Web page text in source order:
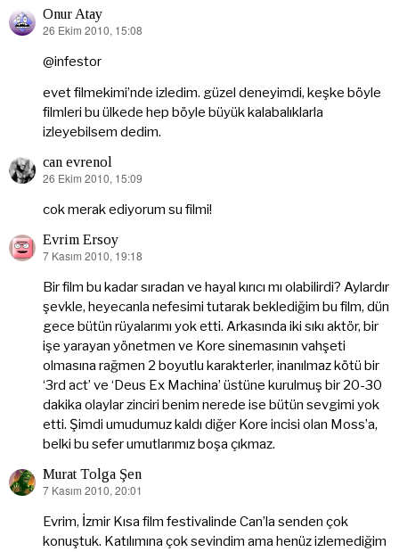
Onur Atay
dedi
26 Ekim 2010, 15:08
@infestor
evet filmekimi’nde izledim. güzel deneyimdi, keşke böyle
filmleri bu ülkede hep böyle büyük kalabalıklarla
izleyebilsem dedim.
can evrenol
dedi
26 Ekim 2010, 15:09
cok merak ediyorum su filmi!
Evrim Ersoy
dedi
7 Kasım 2010, 19:18
Bir film bu kadar sıradan ve hayal kırıcı mı olabilirdi? Aylardır
şevkle, heyecanla nefesimi tutarak beklediğim bu film, dün
gece bütün rüyalarımı yok etti. Arkasında iki sıkı aktör, bir
işe yarayan yönetmen ve Kore sinemasının vahşeti
olmasına rağmen 2 boyutlu karakterler, inanılmaz kötü bir
‘3rd act’ ve ‘Deus Ex Machina’ üstüne kurulmuş bir 20-30
dakika olaylar zinciri benim nerede ise bütün sevgimi yok
etti. Şimdi umudumuz kaldı diğer Kore incisi olan Moss’a,
belki bu sefer umutlarımız boşa çıkmaz.
Murat Tolga Şen
dedi
7 Kasım 2010, 20:01
Evrim, İzmir Kısa film festivalinde Can’la senden çok
konuştuk. Katılımına çok sevindim ama henüz izlemediğim